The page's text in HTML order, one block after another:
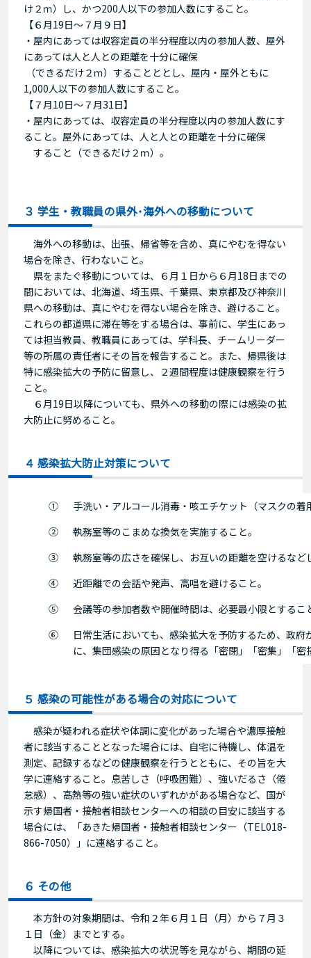
け２ｍ）し、かつ200人以下の参加人数にすること。
【６月19日～７月９日】
・屋内にあっては収容定員の半分程度以内の参加人数、屋外
にあっては人と人との距離を十分に確保
（できるだけ２ｍ）することととし、屋内・屋外ともに
1,000人以下の参加人数にすること。
【７月10日～７月31日】
・屋内にあっては、収容定員の半分程度以内の参加人数にす
ること。屋外にあっては、人と人との距離を十分に確保
すること（できるだけ２ｍ）。
３ 学生・教職員の県外･海外への移動について
海外への移動は、出張、帰省等を含め、真にやむを得ない
場合を除き、行わないこと。
県をまたぐ移動については、６月１日から６月18日までの
間においては、北海道、埼玉県、千葉県、東京都及び神奈川
県への移動は、真にやむを得ない場合を除き、避けること。
これらの都道県に滞在等をする場合は、事前に、学生にあっ
ては担当教員、教職員にあっては、学科長、チームリーダー
等の所属の責任者にその旨を報告すること。また、帰県後は
特に感染拡大の予防に留意し、２週間程度は健康観察を行う
こと。
６月19日以降についても、県外への移動の際には感染の拡
大防止に努めること。
４ 感染拡大防止対策について
①
手洗い・アルコール消毒・咳エチケット（マスクの着
②
執務室等のこまめな換気を実施すること。
③
執務室等の広さを確保し、お互いの距離を空けるな
④
近距離での会話や発声、高唱を避けること。
⑤
会議等の参加者数や開催時間は、必要最小限とするこ
⑥
日常生活においても、感染拡大を予防するため、政
に、集団感染の原因となり得る「密閉」「密集」「
５ 感染の可能性がある場合の対応について
感染が疑われる症状や体調に変化があった場合や濃厚接触
者に該当することとなった場合には、自宅に待機し、体温を
測定、記録するなどの健康観察を行うとともに、その旨を大
学に連絡すること。息苦しさ（呼吸困難）、強いだるさ（倦
怠感）、高熱等の強い症状のいずれかがある場合など、国が
示す帰国者・接触者相談センターへの相談の目安に該当する
場合には、「あきた帰国者・接触者相談センター（TEL018-
866-7050）」に連絡すること。
６ その他
本方針の対象期間は、令和２年６月１日（月）から７月３
１日（金）までとする。
以降については、感染拡大の状況等を見ながら、期間の延